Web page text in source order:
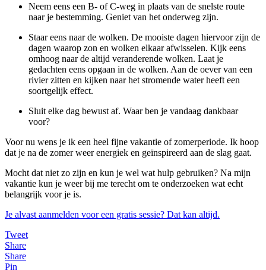
Neem eens een B- of C-weg in plaats van de snelste route
naar je bestemming. Geniet van het onderweg zijn.
Staar eens naar de wolken. De mooiste dagen hiervoor zijn de
dagen waarop zon en wolken elkaar afwisselen. Kijk eens
omhoog naar de altijd veranderende wolken. Laat je
gedachten eens opgaan in de wolken. Aan de oever van een
rivier zitten en kijken naar het stromende water heeft een
soortgelijk effect.
Sluit elke dag bewust af. Waar ben je vandaag dankbaar
voor?
Voor nu wens je ik een heel fijne vakantie of zomerperiode. Ik hoop
dat je na de zomer weer energiek en geïnspireerd aan de slag gaat.
Mocht dat niet zo zijn en kun je wel wat hulp gebruiken? Na mijn
vakantie kun je weer bij me terecht om te onderzoeken wat echt
belangrijk voor je is.
Je alvast aanmelden voor een gratis sessie? Dat kan altijd.
Tweet
Share
Share
Pin